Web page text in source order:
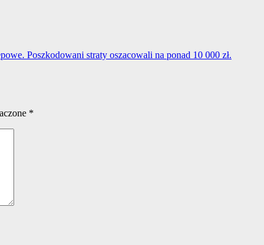
Poszkodowani straty oszacowali na ponad 10 000 zł.
*